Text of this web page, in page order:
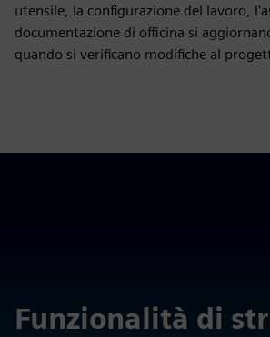
utensile, la configurazione del lavoro,
documentazione di officina si
quando si verificano modifiche al
Funzionalità di